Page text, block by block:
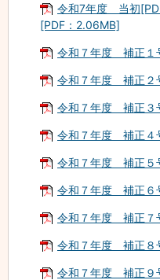
令和7年度 当初
[PDF：2.06MB]
令和７年度 補正１
令和７年度 補正２
令和７年度 補正３
令和７年度 補正４
令和７年度 補正５
令和７年度 補正６
令和７年度 補正７
令和７年度 補正８
令和７年度 補正９